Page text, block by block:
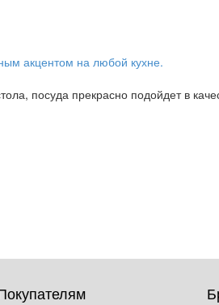
акцентом на любой кухне.
посуда прекрасно подойдет в